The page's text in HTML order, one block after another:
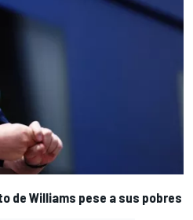
de Williams pese a sus pobres